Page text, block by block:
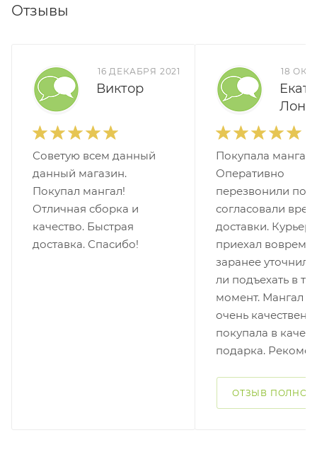
Отзывы
16 ДЕКАБРЯ 2021
Виктор
Советую всем данный
данный магазин.
Покупал мангал!
Отличная сборка и
качество. Быстрая
доставка. Спасибо!
18
Лонк
Покупала мангал.
Оперативно
перезвонили по
согласовали
доставки. Курьер
приехал вовремя,
заранее уточнил,
ли подъехать в
момент. Мангал
очень
покупала в
подарка.
ОТЗЫВ